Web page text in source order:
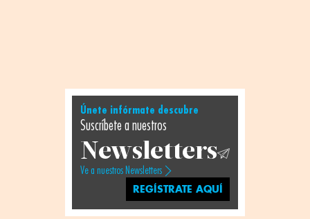
Únete infórmate descubre
Suscríbete a nuestros
Newsletters
Ve a nuestros Newsletters
REGÍSTRATE AQUÍ